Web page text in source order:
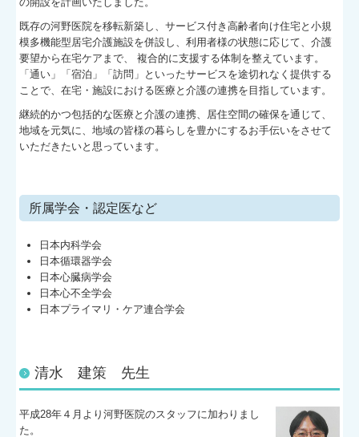
既存の河野医院を移転新築し、サービス付き高齢者向け住宅と小規
模多機能型居宅介護施設を併設し、利用者様の状態に応じて、介護
要望から在宅ケアまで、 複合的に支援する体制を整えています。
「通い」「宿泊」「訪問」といったサービスを途切れなく提供する
ことで、在宅・施設における医療と介護の連携を目指しています。
継続的かつ包括的な医療と介護の連携、居住空間の確保を通じて、
地域を元気に、地域の皆様の暮らしを豊かにするお手伝いをさせて
いただきたいと思っています。
所属学会・認定医など
日本内科学会
日本循環器学会
日本心臓病学会
日本心不全学会
日本プライマリ・ケア連合学会
清水 建策 先生
平成28年４月より河野医院のスタッフに加わりまし
た。